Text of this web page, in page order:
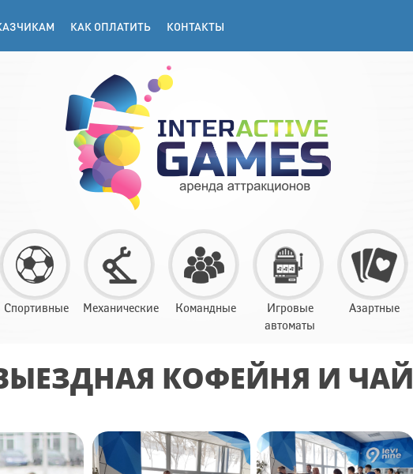
КАК ОПЛАТИТЬ КОНТАКТЫ
Спортивные Механические Командные
Игровые
автоматы
Азартные
КОФЕЙНЯ И ЧАЙ